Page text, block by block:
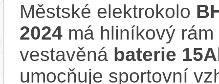
Městské elektrokolo
2024 má hliníkový
vestavěná baterie
umocňuje sportovní